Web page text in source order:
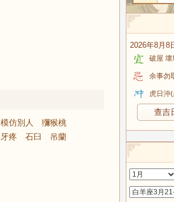
模仿別人
獼猴桃
牙疼 石臼
吊蘭
2026年8月8
破屋 壞
余事勿
虎日沖
查吉